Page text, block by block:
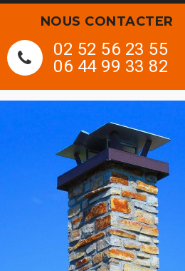
NOUS CONTACTER
02 52 56 23 55
06 44 99 33 82